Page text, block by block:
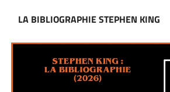
LA BIBLIOGRAPHIE STEPHEN KING